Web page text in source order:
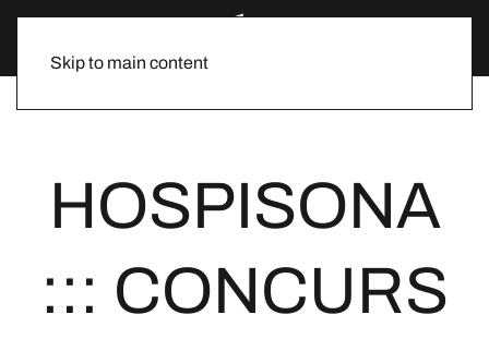
Skip to main content
HOSPISONA
::: CONCURS